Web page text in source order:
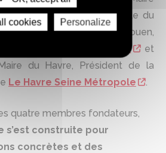
Président de la Métropole du
Rossignol, Maire de Rouen,
Rouen Normandie
et
du Havre, Président de la
Le Havre Seine Métropole .
quatre membres fondateurs,
s’est construite pour
concrètes et des
cookies Personalize